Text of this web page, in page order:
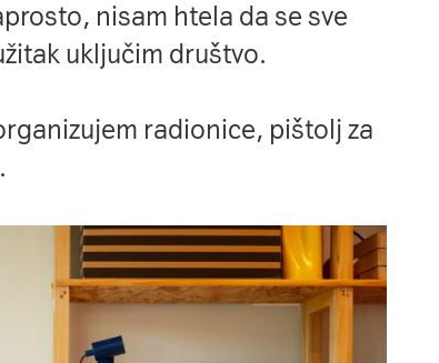
nisam htela da se sve
uključim društvo.
radionice, pištolj za